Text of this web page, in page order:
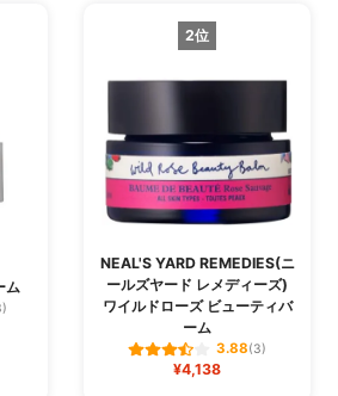
ム
2位
NEAL'S YARD REMEDIES(ニ
ールズヤード レメディーズ)
ワイルドローズ ビューティバ
ーム
3.88(3)
¥4,138